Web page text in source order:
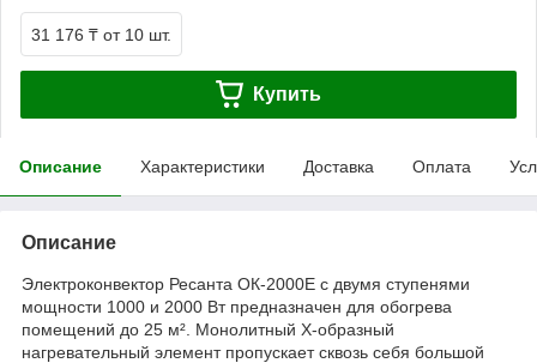
31 176 ₸ от 10 шт.
Купить
Описание Характеристики Доставка Оплата
Описание
Электроконвектор Ресанта ОК-2000Е с двумя ступенями
мощности 1000 и 2000 Вт предназначен для обогрева
помещений до 25 м². Монолитный Х-образный
нагревательный элемент пропускает сквозь себя большой